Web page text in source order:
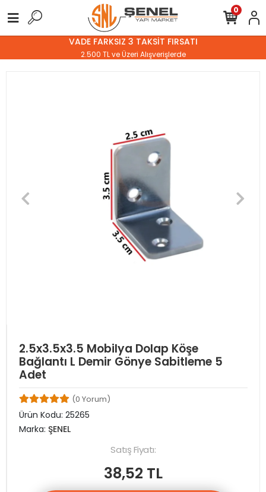
VADE FARKSIZ 3 TAKSİT FIRSATI
2.500 TL ve Üzeri Alışverişlerde
0
2.5x3.5x3.5 Mobilya Dolap Köşe
Bağlantı L Demir Gönye Sabitleme 5
Adet
(0 Yorum)
Ürün Kodu: 25265
Marka: ŞENEL
Satış Fiyatı:
38,52 TL